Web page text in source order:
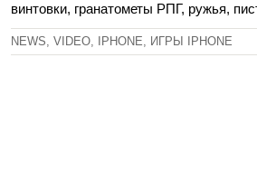
винтовки, гранатометы РПГ, ружья,
NEWS, VIDEO, IPHONE, ИГРЫ IPHONE